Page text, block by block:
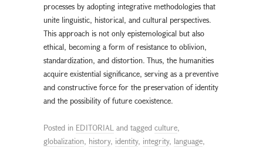
processes by adopting integrative methodologies that
unite linguistic, historical, and cultural perspectives.
This approach is not only epistemological but also
ethical, becoming a form of resistance to oblivion,
standardization, and distortion. Thus, the humanities
acquire existential significance, serving as a preventive
and constructive force for the preservation of identity
and the possibility of future coexistence.
Posted in EDITORIAL and tagged culture,
globalization, history, identity, integrity, language,